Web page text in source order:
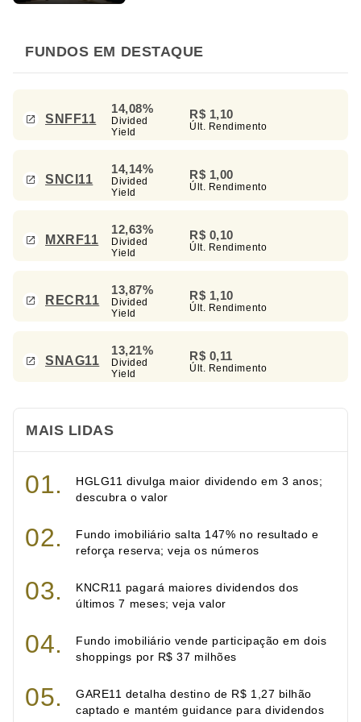
FUNDOS EM DESTAQUE
SNFF11
14,08%
Divided
Yield
R$ 1,10
Últ. Rendimento
SNCI11
14,14%
Divided
Yield
R$ 1,00
Últ. Rendimento
MXRF11
12,63%
Divided
Yield
R$ 0,10
Últ. Rendimento
RECR11
13,87%
Divided
Yield
R$ 1,10
Últ. Rendimento
SNAG11
13,21%
Divided
Yield
R$ 0,11
Últ. Rendimento
MAIS LIDAS
HGLG11 divulga maior dividendo em 3 anos;
descubra o valor
Fundo imobiliário salta 147% no resultado e
reforça reserva; veja os números
KNCR11 pagará maiores dividendos dos
últimos 7 meses; veja valor
Fundo imobiliário vende participação em dois
shoppings por R$ 37 milhões
GARE11 detalha destino de R$ 1,27 bilhão
captado e mantém guidance para dividendos